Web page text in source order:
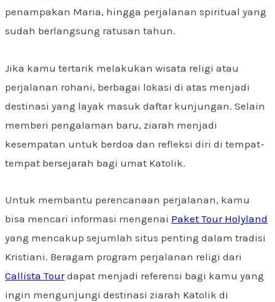
penampakan Maria, hingga perjalanan spiritual yang
sudah berlangsung ratusan tahun.
Jika kamu tertarik melakukan wisata religi atau
perjalanan rohani, berbagai lokasi di atas menjadi
destinasi yang layak masuk daftar kunjungan. Selain
memberi pengalaman baru, ziarah menjadi
kesempatan untuk berdoa dan refleksi diri di tempat-
tempat bersejarah bagi umat Katolik.
Untuk membantu perencanaan perjalanan, kamu
bisa mencari informasi mengenai Paket Tour Holyland
yang mencakup sejumlah situs penting dalam tradisi
Kristiani. Beragam program perjalanan religi dari
Callista Tourdapat menjadi referensi bagi kamu yang
ingin mengunjungi destinasi ziarah Katolik di